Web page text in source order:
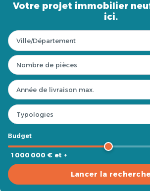
Votre projet immobilier
ici.
Budget
1 000 000 € et +
Lancer la recherche